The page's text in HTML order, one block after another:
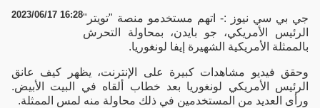
2023/06/17 16:28جي بي سي نيوز :- اتهم مستخدمو منصة "تويتر"
الرئيس الأمريكي، جو بايدن، بمحاولة التحرش
بالممثلة الأمريكية الشهيرة إيفا لونغوريا.
وحقق فيديو مشاهدات كبيرة على الإنترنت، يظهر كيف عانق
الرئيس الأمريكي لونغوريا بعد خطاب ألقاه في البيت الأبيض.
ورأى العديد من المستخدمين في ذلك محاولة منه لمس الممثلة.